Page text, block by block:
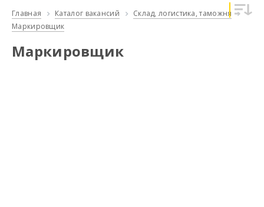
Главная Каталог вакансий
Склад, логистика, таможня
Маркировщик
Маркировщик